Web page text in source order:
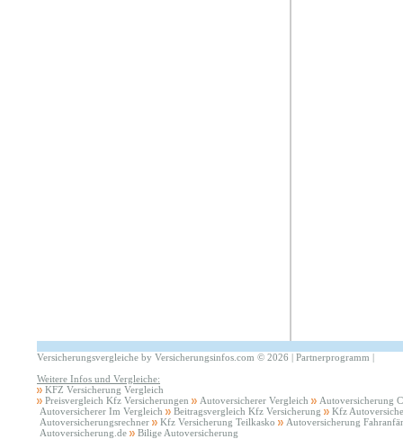
Versicherungsvergleiche by Versicherungsinfos.com © 2026 | Partnerprogramm |
Weitere Infos und Vergleiche:
KFZ Versicherung Vergleich
Preisvergleich Kfz Versicherungen
Autoversicherer Vergleich
Autoversicherung
Autoversicherer Im Vergleich
Beitragsvergleich Kfz Versicherung
Kfz
Autoversicherungsrechner
Kfz Versicherung Teilkasko
Autoversicherung
Autoversicherung.de
Bilige Autoversicherung